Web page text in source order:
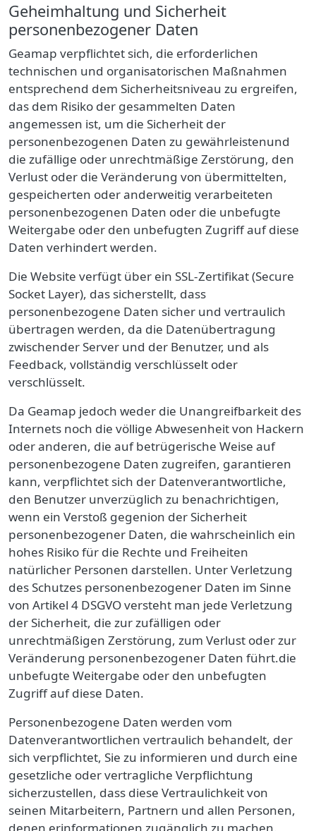
Geheimhaltung und Sicherheit
personenbezogener Daten
Geamap verpflichtet sich, die erforderlichen
technischen und organisatorischen Maßnahmen
entsprechend dem Sicherheitsniveau zu ergreifen,
das dem Risiko der gesammelten Daten
angemessen ist, um die Sicherheit der
personenbezogenen Daten zu gewährleistenund
die zufällige oder unrechtmäßige Zerstörung, den
Verlust oder die Veränderung von übermittelten,
gespeicherten oder anderweitig verarbeiteten
personenbezogenen Daten oder die unbefugte
Weitergabe oder den unbefugten Zugriff auf diese
Daten verhindert werden.
Die Website verfügt über ein SSL-Zertifikat (Secure
Socket Layer), das sicherstellt, dass
personenbezogene Daten sicher und vertraulich
übertragen werden, da die Datenübertragung
zwischender Server und der Benutzer, und als
Feedback, vollständig verschlüsselt oder
verschlüsselt.
Da Geamap jedoch weder die Unangreifbarkeit des
Internets noch die völlige Abwesenheit von Hackern
oder anderen, die auf betrügerische Weise auf
personenbezogene Daten zugreifen, garantieren
kann, verpflichtet sich der Datenverantwortliche,
den Benutzer unverzüglich zu benachrichtigen,
wenn ein Verstoß gegenion der Sicherheit
personenbezogener Daten, die wahrscheinlich ein
hohes Risiko für die Rechte und Freiheiten
natürlicher Personen darstellen. Unter Verletzung
des Schutzes personenbezogener Daten im Sinne
von Artikel 4 DSGVO versteht man jede Verletzung
der Sicherheit, die zur zufälligen oder
unrechtmäßigen Zerstörung, zum Verlust oder zur
Veränderung personenbezogener Daten führt.die
unbefugte Weitergabe oder den unbefugten
Zugriff auf diese Daten.
Personenbezogene Daten werden vom
Datenverantwortlichen vertraulich behandelt, der
sich verpflichtet, Sie zu informieren und durch eine
gesetzliche oder vertragliche Verpflichtung
sicherzustellen, dass diese Vertraulichkeit von
seinen Mitarbeitern, Partnern und allen Personen,